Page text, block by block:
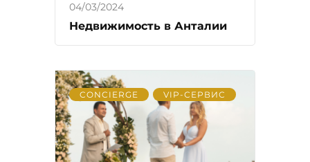
04/03/2024
Недвижимость в Анталии
CONCIERGE VIP-СЕРВИС